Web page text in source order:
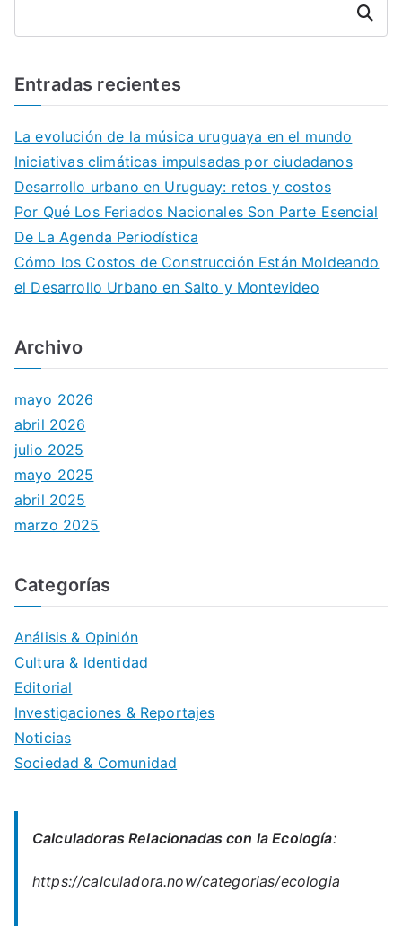
Buscar
Entradas recientes
La evolución de la música uruguaya en el mundo
Iniciativas climáticas impulsadas por ciudadanos
Desarrollo urbano en Uruguay: retos y costos
Por Qué Los Feriados Nacionales Son Parte Esencial
De La Agenda Periodística
Cómo los Costos de Construcción Están Moldeando
el Desarrollo Urbano en Salto y Montevideo
Archivo
mayo 2026
abril 2026
julio 2025
mayo 2025
abril 2025
marzo 2025
Categorías
Análisis & Opinión
Cultura & Identidad
Editorial
Investigaciones & Reportajes
Noticias
Sociedad & Comunidad
Calculadoras Relacionadas con la Ecología:
https://calculadora.now/categorias/ecologia